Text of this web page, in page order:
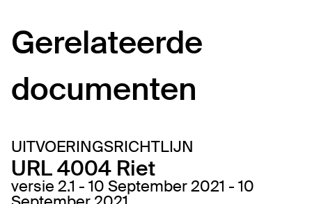
Gerelateerde
documenten
URL 4004 Riet
UITVOERINGSRICHTLIJN
versie 2.1 - 10 September 2021 - 10